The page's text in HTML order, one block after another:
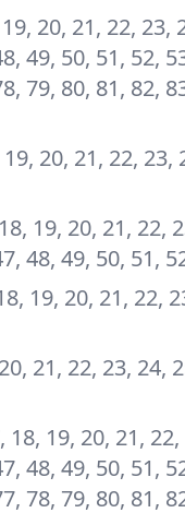
20, 21, 22, 23,
49, 50, 51, 52,
79, 80, 81, 82,
20, 21, 22, 23,
19, 20, 21, 22,
48, 49, 50, 51,
19, 20, 21, 22,
21, 22, 23, 24,
18, 19, 20, 21,
48, 49, 50, 51,
78, 79, 80, 81,